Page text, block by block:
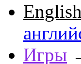
Игры